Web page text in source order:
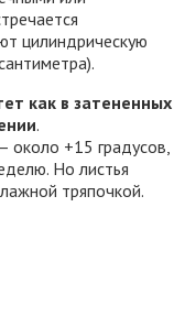
цилиндрическую
как в затененных
.
около +15 градусов,
Но листья
тряпочкой.